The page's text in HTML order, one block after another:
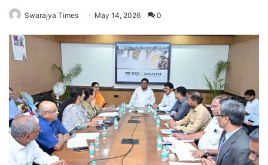
Swarajya Times May 14, 2026 0